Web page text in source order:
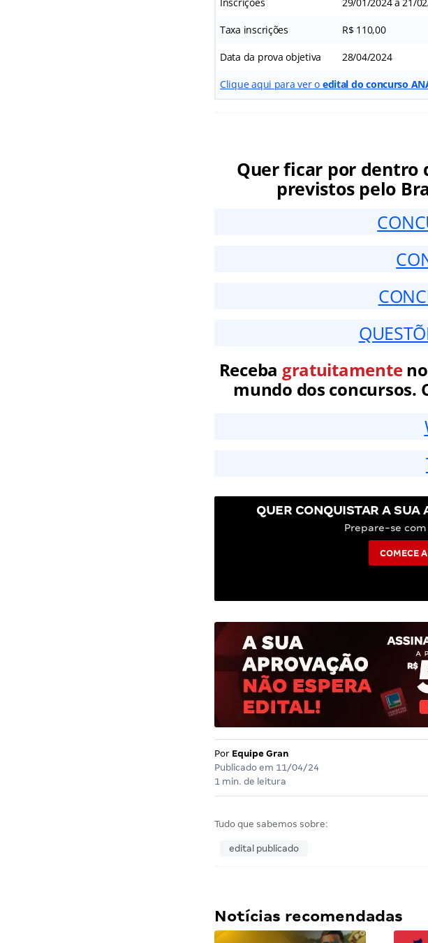
Taxa inscrições R$ 110,00
Data da prova objetiva 28/04/2024
Clique aqui para ver o edital do concurso
Quer ficar por dentro
previstos pelo
Receba gratuitamenteno
mundo dos concursos.
QUER CONQUISTAR A SUA
Prepare-se
COMECE
Por Equipe Gran
Publicado em 11/04/24
1 min. de leitura
Tudo que sabemos sobre:
edital publicado
Notícias recomendadas